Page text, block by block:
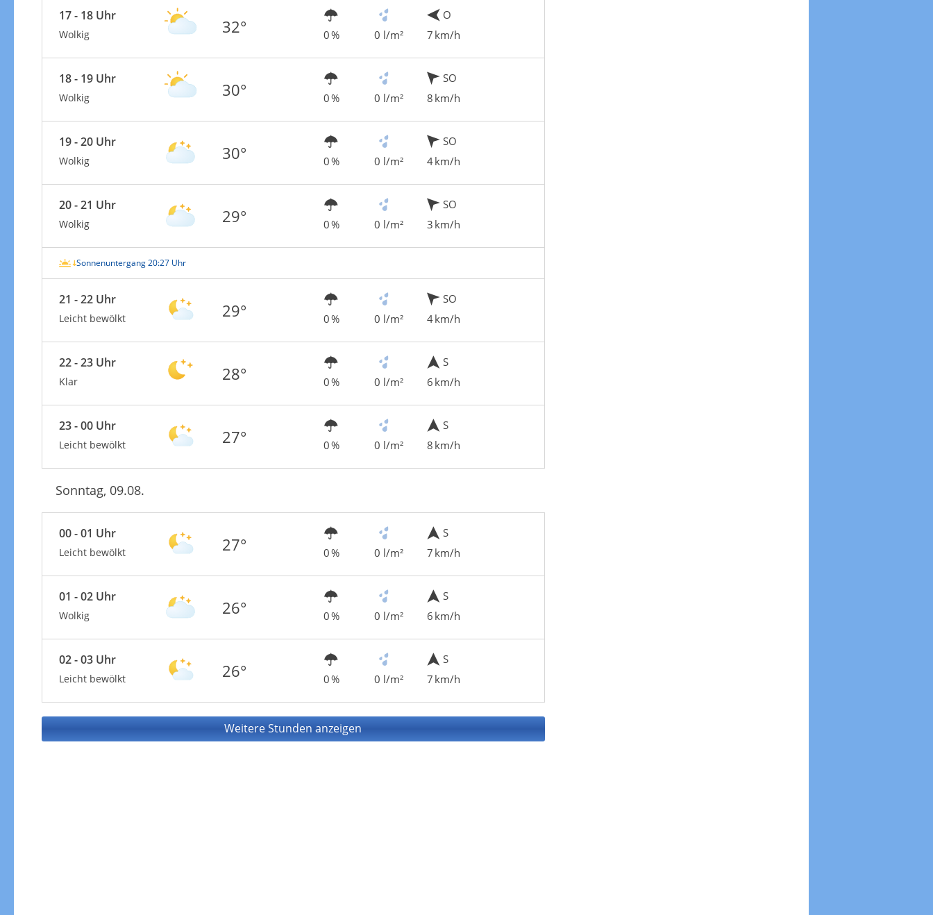
17 - 18 Uhr
Wolkig 32° 0 % 0 l/m²
O
7 km/h
18 - 19 Uhr
Wolkig 30° 0 % 0 l/m²
SO
8 km/h
19 - 20 Uhr
Wolkig 30° 0 % 0 l/m²
SO
4 km/h
20 - 21 Uhr
Wolkig 29° 0 % 0 l/m²
SO
3 km/h
Sonnenuntergang 20:27 Uhr
21 - 22 Uhr
Leicht bewölkt 29° 0 % 0 l/m²
SO
4 km/h
22 - 23 Uhr
Klar 28° 0 % 0 l/m²
S
6 km/h
23 - 00 Uhr
Leicht bewölkt 27° 0 % 0 l/m²
S
8 km/h
Sonntag, 09.08.
00 - 01 Uhr
Leicht bewölkt 27° 0 % 0 l/m²
S
7 km/h
01 - 02 Uhr
Wolkig 26° 0 % 0 l/m²
S
6 km/h
02 - 03 Uhr
Leicht bewölkt 26° 0 % 0 l/m²
S
7 km/h
Weitere Stunden anzeigen